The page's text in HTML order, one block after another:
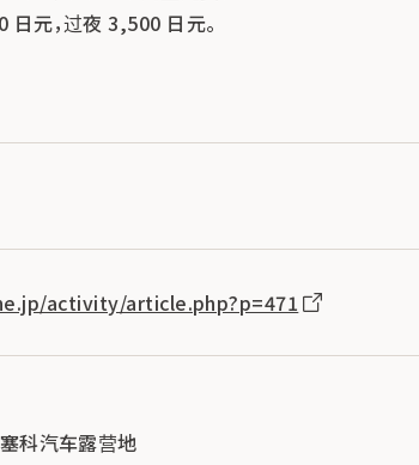
日元，过夜 3,500 日元。
activity/article.php?p=471
科汽车露营地